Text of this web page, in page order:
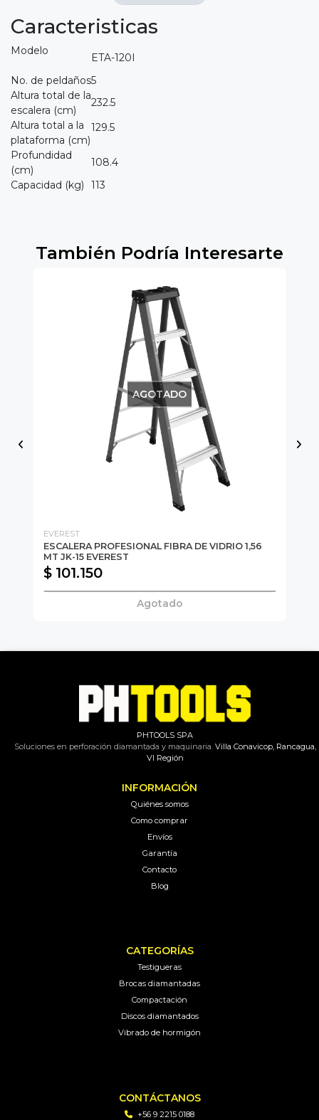
Caracteristicas
Modelo
ETA-120I
No. de peldaños5
Altura total de la
escalera (cm)
232.5
Altura total a la
plataforma (cm)
129.5
Profundidad
(cm)
108.4
Capacidad (kg)
113
También Podría Interesarte
AGOTADO
EVEREST
ESCALERA PROFESIONAL FIBRA DE VIDRIO 1,56
MT JK-15 EVEREST
$ 101.150
Agotado
PHTOOLS SPA
Soluciones en perforación diamantada y maquinaria.Villa Conavicop, Rancagua,
VI Región
INFORMACIÓN
Quiénes somos
Como comprar
Envíos
Garantía
Contacto
Blog
CATEGORÍAS
Testigueras
Brocas diamantadas
Compactación
Discos diamantados
Vibrado de hormigón
CONTÁCTANOS
+56 9 2215 0188